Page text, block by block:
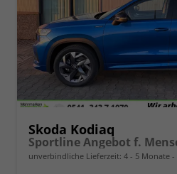
Skoda Kodiaq
unverbindliche Lieferzeit: 4 - 5 Monate